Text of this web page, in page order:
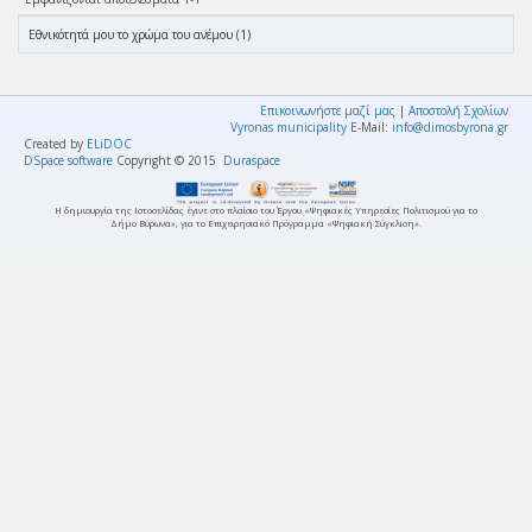
Eθνικότητά μου το χρώμα του ανέμου (1)
Επικοινωνήστε μαζί μας | Αποστολή Σχολίων
Vyronas municipality E-Mail: info@dimosbyrona.gr
Created by ELiDOC
DSpace software Copyright © 2015 Duraspace
Η δημιουργία της Ιστοσελίδας έγινε στο πλαίσιο του Έργου «Ψηφιακές Υπηρεσίες Πολιτισμού για το
Δήμο Βύρωνα», για το Επιχειρησιακό Πρόγραμμα «Ψηφιακή Σύγκλιση».